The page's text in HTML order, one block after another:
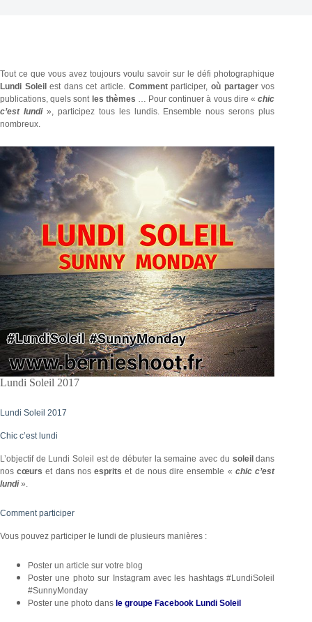
Tout ce que vous avez toujours voulu savoir sur le défi photographique
Lundi Soleil est dans cet article. Commentparticiper, où partagervos
publications, quels sont les thèmes … Pour continuer à vous dire «chic
c’est lundi», participez tous les lundis. Ensemble nous serons plus
nombreux.
Lundi Soleil 2017
Lundi Soleil 2017
Chic c’est lundi
L’objectif de Lundi Soleil est de débuter la semaine avec du soleildans
noscœurs et dans nosesprits et de nous dire ensemble « chic c’est
lundi».
Comment participer
Vous pouvez participer le lundi de plusieurs manières :
Poster un article sur votre blog
Poster une photo sur Instagram avec les hashtags #LundiSoleil
#SunnyMonday
Poster une photo dans le groupe Facebook Lundi Soleil